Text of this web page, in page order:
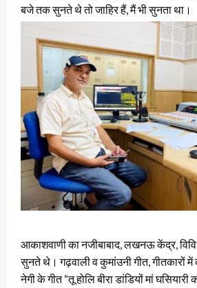
बजे तक सुनते थे तो जाहिर हैं, मैं भी सुनता था।
आकाशवाणी का नजीबाबाद, लखनऊ केंद्र, विविध
सुनते थे। गढ़वाली व कुमांउनी गीत, गीतकारों में
नेगी के गीत “तू होलि बीरा डांडियों मां